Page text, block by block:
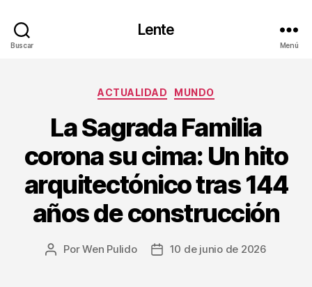
Buscar
Lente
Menú
ACTUALIDAD MUNDO
La Sagrada Familia
corona su cima: Un hito
arquitectónico tras 144
años de construcción
PorWen Pulido 10 de junio de 2026